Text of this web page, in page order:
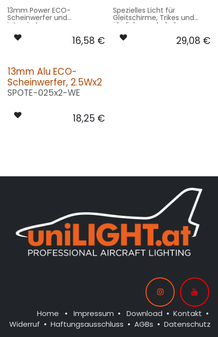
13mm Power ECO-
Scheinwerfer und
integrierter
Temperatursicherung
16,58 €
Spezielles Licht für
Gleitschirme, Trikes und
ähnliches, sehr hohe
Lichtleistung auf kleinstem
Raum 29,08 €
13mm Alu ECO-
Scheinwerfer, 2.5Wx2
SPOTE-025x2-WE
18,25 €
Home • Impressum • Download • Kontakt •
Widerruf • Haftungsausschluss • AGBs • Datenschutz